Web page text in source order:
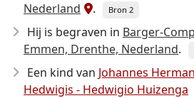
Nederland
. Bron 2
Hij is begraven in Barger-
Emmen, Drenthe, Nederland.
Een kind van Johannes
Hedwigis - Hedwigio Huizenga